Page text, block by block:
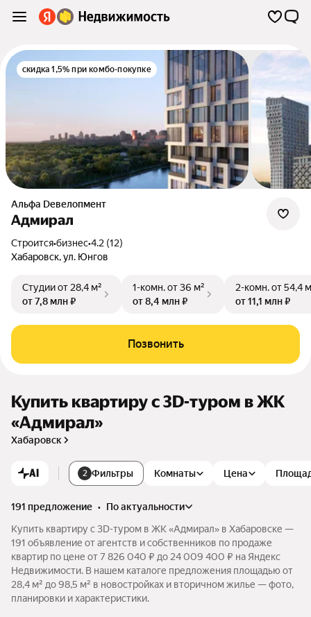
скидка 1,5% при комбо-покупке
альфа Dевелопмент
Адмирал
Строится•бизнес•4.2 (12)
Хабаровск,ул. Юнгов
Студииот 28,4 м²
от 7,8 млн ₽
1-комн.от 36 м²
от 8,4 млн ₽
2-комн.от 54,4
от 11,1 млн ₽
Позвонить
Купить квартиру c 3D-туром в ЖК
«Адмирал»
Хабаровск
AI 2 Фильтры Комнаты Цена
191 предложение •
по актуальности
Купить квартиру c 3D-туром в ЖК «Адмирал» в Хабаровске —
191 объявление от агентств и собственников по продаже
квартир по цене от 7 826 040 ₽ до 24 009 400 ₽ на Яндекс
Недвижимости. В нашем каталоге предложения площадью от
28,4 м² до 98,5 м² в новостройках и вторичном жилье — фото,
планировки и характеристики.